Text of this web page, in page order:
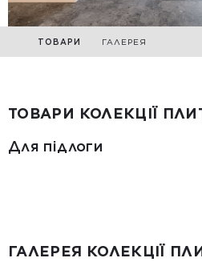
ТОВАРИ ГАЛЕРЕЯ
ТОВАРИ КОЛЕКЦІЇ
Для підлоги
ГАЛЕРЕЯ КОЛЕКЦІЇ